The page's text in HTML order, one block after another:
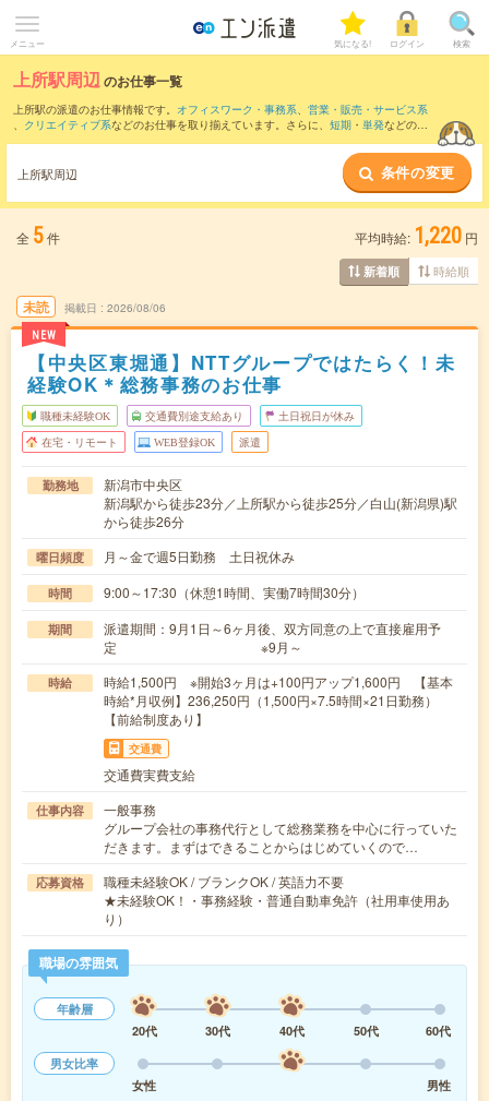
メニュー 気になる! ログイン 検索
上所駅周辺のお仕事一覧
上所駅の派遣のお仕事情報です。 オフィスワーク・事務系、 営業・販売・サービス系
、 クリエイティブ系などのお仕事を取り揃えています。さらに、 短期 ・ 単発などの期
また、新潟駅
など近隣駅のお仕事もご確認
いただけます。
上所駅周辺 条件の変更
全 5件 平均時給: 1,220 円
新着順 時給順
未読
NEW
掲載日 2026/08/06
【中央区東堀通】NTTグループではたらく！未
経験OK＊総務事務のお仕事
職種未経験OK 交通費別途支給あり 土日祝日が休み
在宅・リモート WEB登録OK 派遣
勤務地
新潟市中央区
新潟駅から徒歩23分／上所駅から徒歩25分／白山(新潟県)駅
から徒歩26分
曜日頻度 月～金で週5日勤務 土日祝休み
時間 9:00～17:30（休憩1時間、実働7時間30分）
期間
派遣期間：9月1日～6ヶ月後、双方同意の上で直接雇用予
定 ※9月～
時給
時給1,500円 ※開始3ヶ月は+100円アップ1,600円 【基本
時給*月収例】236,250円（1,500円×7.5時間×21日勤務）
【前給制度あり】
交通費
交通費実費支給
仕事内容
一般事務
グループ会社の事務代行として総務業務を中心に行っていた
だきます。まずはできることからはじめていくので…
応募資格
職種未経験OK / ブランクOK / 英語力不要
★未経験OK！・事務経験・普通自動車免許（社用車使用あ
り）
職場の雰囲気
年齢層
20代
30代 40代 50代
60代
男女比率
女性
男性